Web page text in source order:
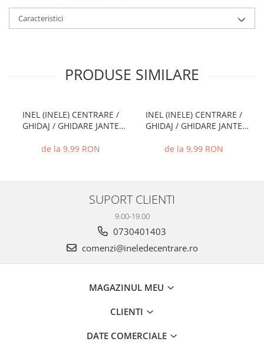
Caracteristici
PRODUSE SIMILARE
INEL (INELE) CENTRARE /
GHIDAJ / GHIDARE JANTE
de la 9,99 RON
INEL (INELE) CENTRARE /
GHIDAJ / GHIDARE JANTE
de la 9,99 RON
SUPORT CLIENTI
9.00-19.00
0730401403
comenzi@ineledecentrare.ro
MAGAZINUL MEU
CLIENTI
DATE COMERCIALE